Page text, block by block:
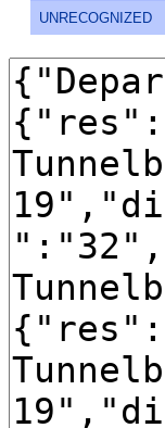
UNRECOGNIZED